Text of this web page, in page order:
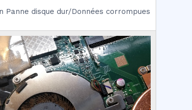
Panne disque dur/Données corrompues